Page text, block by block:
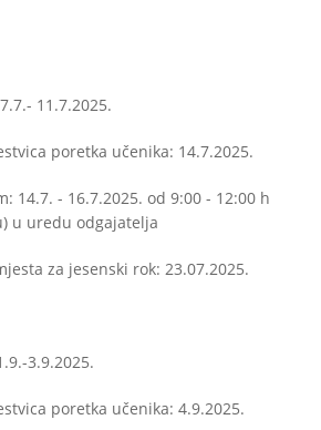
11.7.2025.
poretka učenika: 14.7.2025.
14.7. - 16.7.2025. od 9:00 - 12:00 h
u uredu odgajatelja
za jesenski rok: 23.07.2025.
3.9.2025.
poretka učenika: 4.9.2025.